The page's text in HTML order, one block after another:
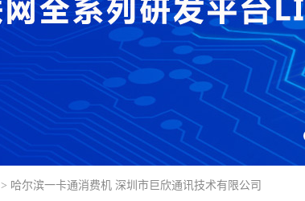
> 哈尔滨一卡通消费机 深圳市巨欣通讯技术有限公司